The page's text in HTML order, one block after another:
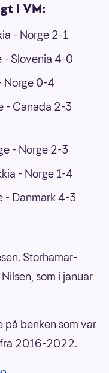
i VM:
- Norge 2-1
- Slovenia 4-0
Norge 0-4
- Canada 2-3
- Norge 2-3
- Norge 1-4
- Danmark 4-3
Storhamar-
som i januar
på benken som var
fra 2016-2022.